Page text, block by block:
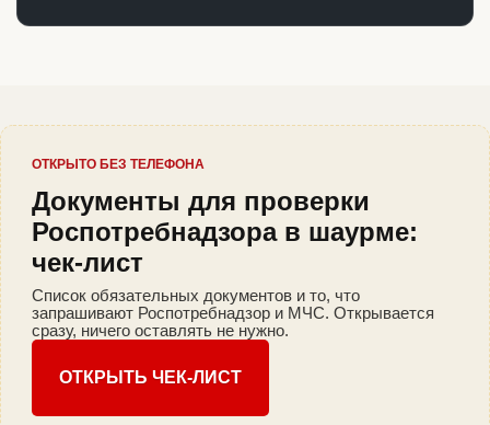
ОТКРЫТО БЕЗ ТЕЛЕФОНА
Документы для проверки
Роспотребнадзора в шаурме:
чек-лист
Список обязательных документов и то, что
запрашивают Роспотребнадзор и МЧС. Открывается
сразу, ничего оставлять не нужно.
ОТКРЫТЬ ЧЕК-ЛИСТ